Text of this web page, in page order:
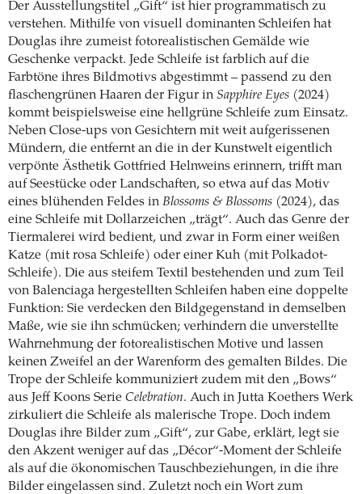
Der Ausstellungstitel „Gift“ ist hier programmatisch zu
verstehen. Mithilfe von visuell dominanten Schleifen hat
Douglas ihre zumeist fotorealistischen Gemälde wie
Geschenke verpackt. Jede Schleife ist farblich auf die
Farbtöne ihres Bildmotivs abgestimmt – passend zu den
flaschengrünen Haaren der Figur in Sapphire Eyes (2024)
kommt beispielsweise eine hellgrüne Schleife zum Einsatz.
Neben Close-ups von Gesichtern mit weit aufgerissenen
Mündern, die entfernt an die in der Kunstwelt eigentlich
verpönte Ästhetik Gottfried Helnweins erinnern, trifft man
auf Seestücke oder Landschaften, so etwa auf das Motiv
eines blühenden Feldes in Blossoms & Blossoms (2024), das
eine Schleife mit Dollarzeichen „trägt“. Auch das Genre der
Tiermalerei wird bedient, und zwar in Form einer weißen
Katze (mit rosa Schleife) oder einer Kuh (mit Polkadot-
Schleife). Die aus steifem Textil bestehenden und zum Teil
von Balenciaga hergestellten Schleifen haben eine doppelte
Funktion: Sie verdecken den Bildgegenstand in demselben
Maße, wie sie ihn schmücken; verhindern die unverstellte
Wahrnehmung der fotorealistischen Motive und lassen
keinen Zweifel an der Warenform des gemalten Bildes. Die
Trope der Schleife kommuniziert zudem mit den „Bows“
aus Jeff Koons Serie Celebration. Auch in Jutta Koethers Werk
zirkuliert die Schleife als malerische Trope. Doch indem
Douglas ihre Bilder zum „Gift“, zur Gabe, erklärt, legt sie
den Akzent weniger auf das „Décor“-Moment der Schleife
als auf die ökonomischen Tauschbeziehungen, in die ihre
Bilder eingelassen sind. Zuletzt noch ein Wort zum